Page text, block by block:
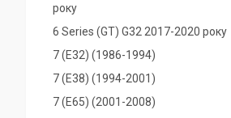
року
6 Series (GT) G32 2017-2020 року
7 (Е32) (1986-1994)
7 (E38) (1994-2001)
7 (E65) (2001-2008)